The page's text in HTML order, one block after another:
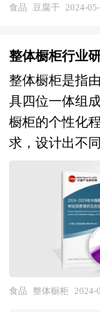
企业发展方向
报告由中研普
市场调研基础
务部、国家发
酒行业协会、
量资料，对中
果进行分析、
需形势、进出
中国米酒行业
米酒行业将面
争格局。报告
布局中国市场
报告由中研普
市场调研基础
务部、国家发
展研究中心、
测中心、中国
刊杂志的基础
际、国内咖啡
况、行业竞争
以及行业营销
行业发展历程
素，对中国咖
的预测论证。
市中休闲豆干
品，其中形成
茶干，江浙、
产的口感更加
干行业发展势
场，还需要更
在“色香味形
包装很漂亮，
很多企业在某
的是人工操作
重量不一致，
响销售。如何
做到以下两点
食品 豆腐干 2024-
整体橱柜行业
整体橱柜是指
具四位一体组
橱柜的个性化
求，设计出不
现厨房工作每
良好的家庭氛
行业研究报告
国家统计数据
析方式，利用
貌的同时，对
业状况等。报
食品 整体橱柜 2024-